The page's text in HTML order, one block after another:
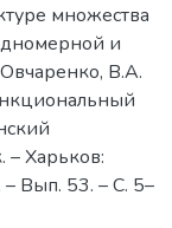
множества
и
В.А.
Харьков:
Вып. 53. – С. 5–